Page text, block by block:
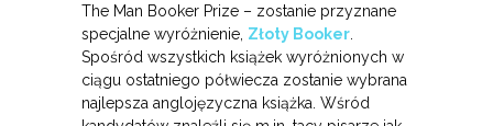
The Man Booker Prize – zostanie przyznane
specjalne wyróżnienie, Złoty Booker
Spośród wszystkich książek wyróżnionych w
ciągu ostatniego półwiecza zostanie wybrana
najlepsza anglojęzyczna książka. Wśród